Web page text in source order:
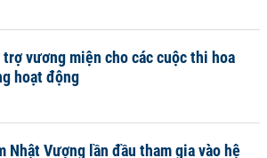
vương miện cho các cuộc thi hoa
hoạt động
Nhật Vượng lần đầu tham gia vào hệ